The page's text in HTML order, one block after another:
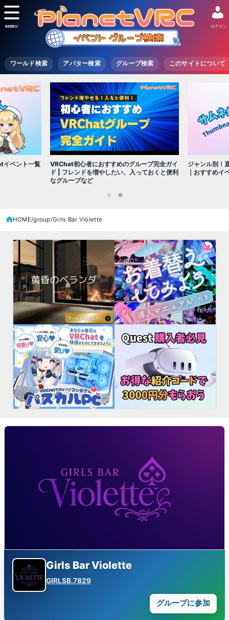
ワールド検索 アバター検索 グループ検索 このサイトについて
ログイン
MENU
イベント一覧
VRChat初心者におすすめのグループ完全ガイ
ド | フレンドを増やしたい、入っておくと便利
なグループなど
ジャンル別！
｜おすすめイ
HOME group Girls Bar Violette
Girls Bar Violette
GIRLSB.7829
グループに参加